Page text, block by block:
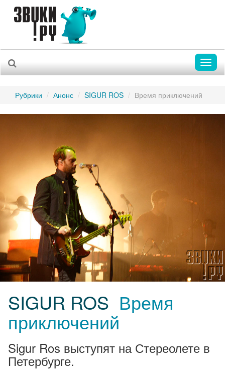
Рубрики Анонс SIGUR ROS Время приключений
SIGUR ROS Время
приключений
Sigur Ros выступят на Стереолете в
Петербурге.